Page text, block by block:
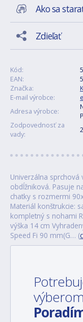
Ako sa
Zdieľať
Kód:
EAN:
Značka:
E-mail výrobce:
Adresa výrobce:
Zodpovednosť za
vady:
Univerzálna sprchová
obdĺžniková. Pasuje
chatky s rozmermi
Materiál konštrukcie:
kompletný s nohami
výška 14 cm
Speed Fi 90 mm(G… (